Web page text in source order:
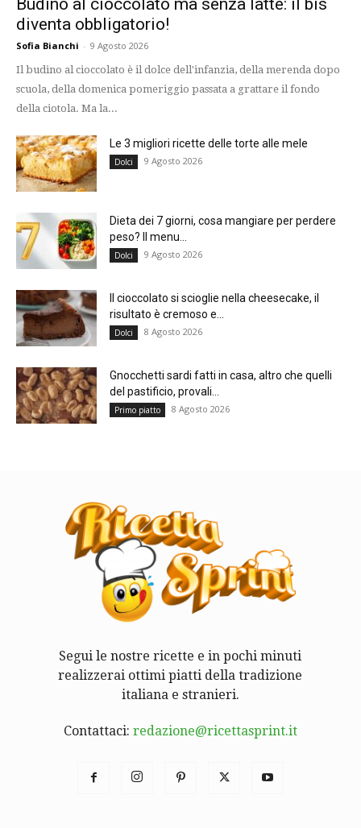
Budino al cioccolato ma senza latte: il bis
diventa obbligatorio!
Sofia Bianchi - 9 Agosto 2026
Il budino al cioccolato è il dolce dell'infanzia, della merenda dopo
scuola, della domenica pomeriggio passata a grattare il fondo
della ciotola. Ma la...
Le 3 migliori ricette delle torte alle mele
Dolci 9 Agosto 2026
Dieta dei 7 giorni, cosa mangiare per perdere
peso? Il menu...
Dolci 9 Agosto 2026
Il cioccolato si scioglie nella cheesecake, il
risultato è cremoso e...
Dolci 8 Agosto 2026
Gnocchetti sardi fatti in casa, altro che quelli
del pastificio, provali...
Primo piatto 8 Agosto 2026
Segui le nostre ricette e in pochi minuti
realizzerai ottimi piatti della tradizione
italiana e stranieri.
Contattaci: redazione@ricettasprint.it